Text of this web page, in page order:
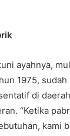
ayahnya,
1975,
di
“Ketika
kami